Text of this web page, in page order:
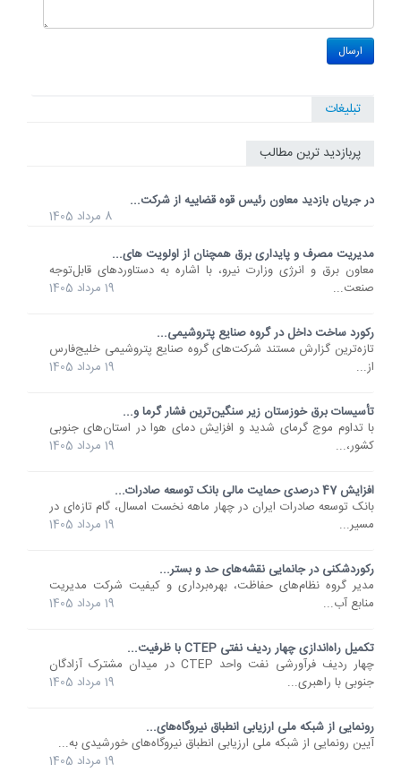
تبلیغات
پربازدید ترین مطالب
در جریان بازدید معاون رئیس قوه قضاییه از شرکت...
8 مرداد 1405
مدیریت مصرف و پایداری برق همچنان از اولویت های...
معاون برق و انرژی وزارت نیرو، با اشاره به دستاوردهای قابل‌توجه
صنعت...
19 مرداد 1405
رکورد ساخت داخل در گروه صنایع پتروشیمی...
تازه‌ترین گزارش مستند شرکت‌های گروه صنایع پتروشیمی خلیج‌فارس
از...
19 مرداد 1405
تأسیسات برق خوزستان زیر سنگین‌ترین فشار گرما و...
با تداوم موج گرمای شدید و افزایش دمای هوا در استان‌های جنوبی
کشور،...
19 مرداد 1405
افزایش 47 درصدی حمایت مالی بانک توسعه صادرات...
بانک توسعه صادرات ایران در چهار ماهه نخست امسال، گام تازه‌ای در
مسیر...
19 مرداد 1405
رکوردشکنی در جانمایی نقشه‏‌های حد و بستر...
مدیر گروه نظام‌های حفاظت، بهره‌برداری و کیفیت شرکت مدیریت
منابع آب...
19 مرداد 1405
تکمیل راه‌اندازی چهار ردیف نفتی CTEP با ظرفیت...
چهار ردیف فرآورشی نفت واحد CTEP در میدان مشترک آزادگان
جنوبی با راهبری...
19 مرداد 1405
رونمایی از شبکه ملی ارزیابی انطباق نیروگاه‌های...
آیین رونمایی از شبکه ملی ارزیابی انطباق نیروگاه‌های خورشیدی به...
19 مرداد 1405